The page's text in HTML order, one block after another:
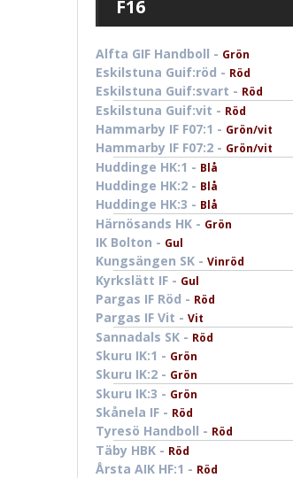
F16
Alfta GIF Handboll - Grön
Eskilstuna Guif:röd - Röd
Eskilstuna Guif:svart - Röd
Eskilstuna Guif:vit - Röd
Hammarby IF F07:1 - Grön/vit
Hammarby IF F07:2 - Grön/vit
Huddinge HK:1 - Blå
Huddinge HK:2 - Blå
Huddinge HK:3 - Blå
Härnösands HK - Grön
IK Bolton - Gul
Kungsängen SK - Vinröd
Kyrkslätt IF - Gul
Pargas IF Röd - Röd
Pargas IF Vit - Vit
Sannadals SK - Röd
Skuru IK:1 - Grön
Skuru IK:2 - Grön
Skuru IK:3 - Grön
Skånela IF - Röd
Tyresö Handboll - Röd
Täby HBK - Röd
Årsta AIK HF:1 - Röd